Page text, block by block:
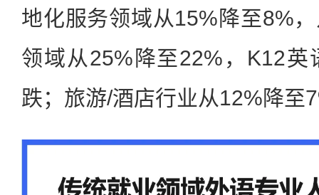
地化服务领域从15%降至8%
领域从25%降至22%，K12
跌；旅游/酒店行业从12%降至